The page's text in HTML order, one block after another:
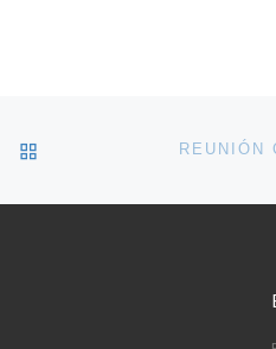
VOLVER A LA LISTA DE